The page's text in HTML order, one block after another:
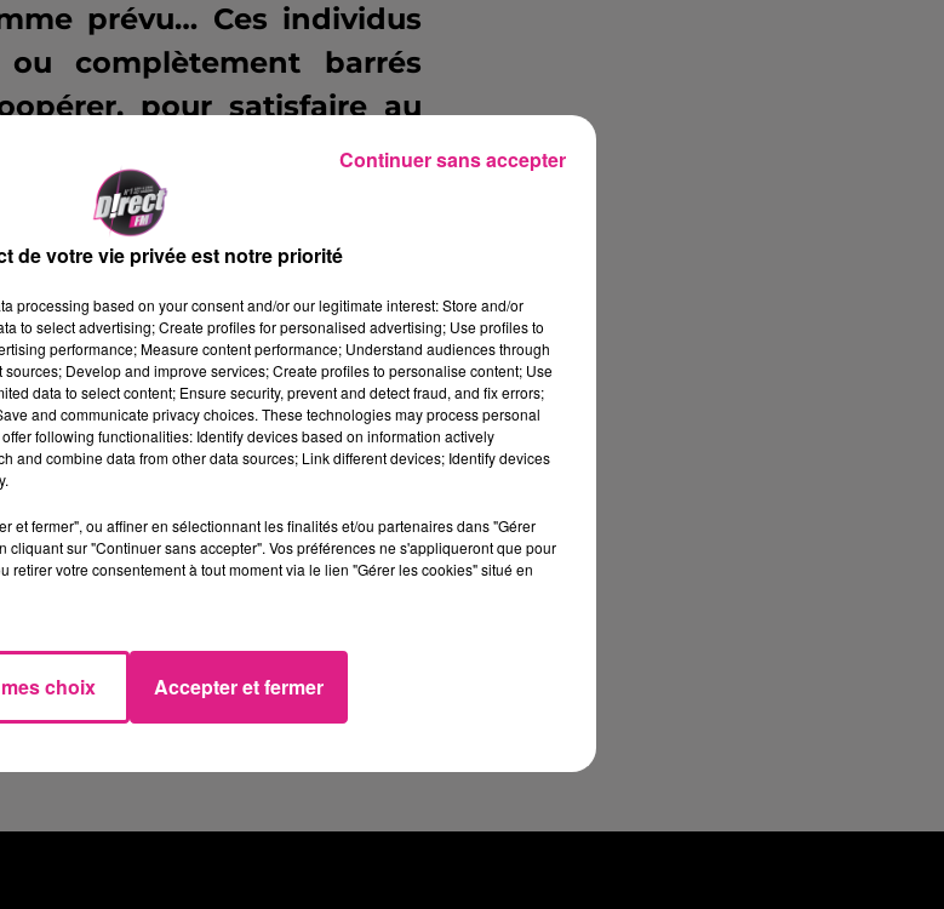
prévu… Ces individus
complètement barrés
pour satisfaire au
se disputer, se séduire,
âme sœur ?
-20h30
de votre vie privée est notre priorité
processing based on your consent and/or our legitimate interest: Store and/or
to select advertising; Create profiles for personalised advertising; Use profiles to
performance; Measure content performance; Understand audiences through
Develop and improve services; Create profiles to personalise content; Use
data to select content; Ensure security, prevent and detect fraud, and fix errors;
and communicate privacy choices. These technologies may process personal
following functionalities: Identify devices based on information actively
and combine data from other data sources; Link different devices; Identify devices
et fermer", ou affiner en sélectionnant les finalités et/ou partenaires dans "Gérer
cliquant sur "Continuer sans accepter". Vos préférences ne s'appliqueront que pour
retirer votre consentement à tout moment via le lien "Gérer les cookies" situé en
choix Accepter et fermer
Continuer sans accepter